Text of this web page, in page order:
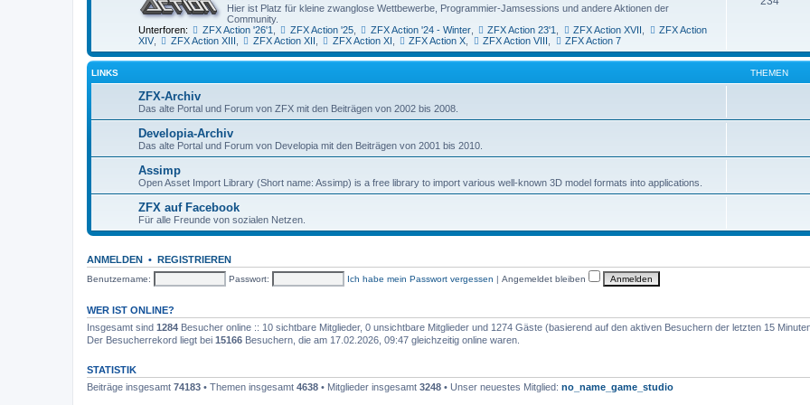
Hier ist Platz für kleine zwanglose Wettbewerbe, Programmier-Jamsessions und andere Aktionen der
Community.
Unterforen:
ZFX Action '26'1, ZFX Action '25, ZFX Action '24 - Winter, ZFX Action 23'1, ZFX Action XVII ,
ZFX Action
XIV, ZFX Action XIII , ZFX Action XII , ZFX Action XI , ZFX Action X, ZFX Action VIII , ZFX Action 7
LINKS THEMEN
ZFX-Archiv
Das alte Portal und Forum von ZFX mit den Beiträgen von 2002 bis 2008.
Developia-Archiv
Das alte Portal und Forum von Developia mit den Beiträgen von 2001 bis 2010.
Assimp
Open Asset Import Library (Short name: Assimp) is a free library to import various well-known 3D model formats into applications.
ZFX auf Facebook
Für alle Freunde von sozialen Netzen.
ANMELDEN • REGISTRIEREN
Benutzername: Passwort: Ich habe mein Passwort vergessen Angemeldet bleiben
WER IST ONLINE?
Insgesamt sind 1284 Besucher online :: 10 sichtbare Mitglieder, 0 unsichtbare Mitglieder und 1274 Gäste (basierend auf den aktiven Besuchern der letzten 15
Der Besucherrekord liegt bei 15166 Besuchern, die am 17.02.2026, 09:47 gleichzeitig online waren.
STATISTIK
Beiträge insgesamt 74183 • Themen insgesamt 4638 • Mitglieder insgesamt 3248 • Unser neuestes Mitglied: no_name_game_studio